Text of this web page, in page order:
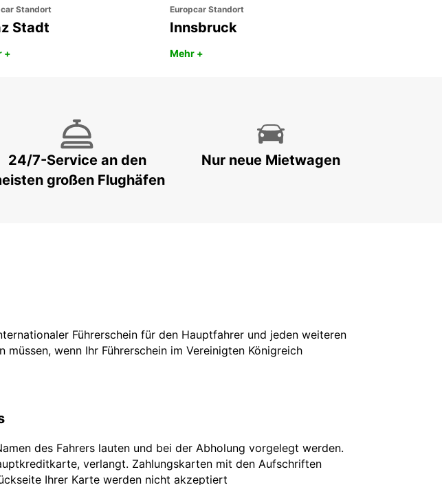
Standort
Stadt
+
Europcar Standort
Innsbruck
Mehr +
24/7-Service an den
großen Flughäfen
Nur neue Mietwagen
Führerschein für den Hauptfahrer und jeden weiteren
wenn Ihr Führerschein im Vereinigten Königreich
des Fahrers lauten und bei der Abholung vorgelegt werden.
verlangt. Zahlungskarten mit den Aufschriften
Ihrer Karte werden nicht akzeptiert